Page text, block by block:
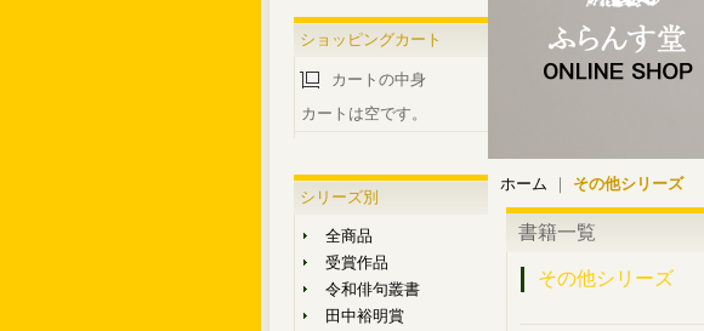
ショッピングカート
カートの中身
カートは空です。
シリーズ別
全商品
受賞作品
令和俳句叢書
田中裕明賞
ホーム ｜ その他シリーズ
書籍一覧
その他シリーズ